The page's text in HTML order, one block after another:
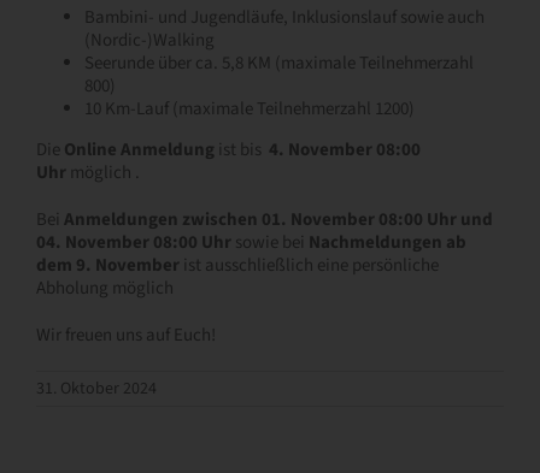
Bambini- und Jugendläufe, Inklusionslauf sowie auch
(Nordic-)Walking
Seerunde über ca. 5,8 KM (maximale Teilnehmerzahl
800)
10 Km-Lauf (maximale Teilnehmerzahl 1200)
Die Online Anmeldung ist bis 4. November 08:00
Uhr möglich .
Bei Anmeldungen zwischen 01. November 08:00 Uhr und
04. November 08:00 Uhr sowie bei Nachmeldungen ab
dem 9. November ist ausschließlich eine persönliche
Abholung möglich
Wir freuen uns auf Euch!
31. Oktober 2024